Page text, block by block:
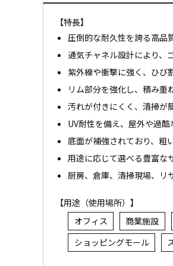
【特長】
圧倒的な耐久性を誇る高品
通気チャネル設計により、
紫外線や衝撃に強く、ひび
リム部分を強化し、積み重
汚れが付きにくく、清掃が
UV耐性を備え、屋外や過
底面が補強されており、粗
用途に応じて選べる豊富な
厨房、倉庫、清掃現場、リ
【用途（使用場所）】
オフィス
商業施設
ショッピングモール